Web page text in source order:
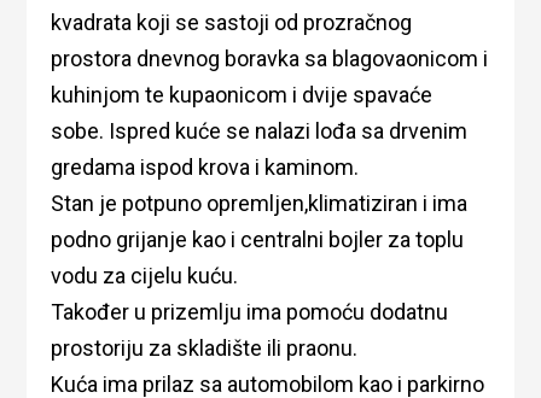
kvadrata koji se sastoji od prozračnog
prostora dnevnog boravka sa blagovaonicom i
kuhinjom te kupaonicom i dvije spavaće
sobe. Ispred kuće se nalazi lođa sa drvenim
gredama ispod krova i kaminom.
Stan je potpuno opremljen,klimatiziran i ima
podno grijanje kao i centralni bojler za toplu
vodu za cijelu kuću.
Također u prizemlju ima pomoću dodatnu
prostoriju za skladište ili praonu.
Kuća ima prilaz sa automobilom kao i parkirno